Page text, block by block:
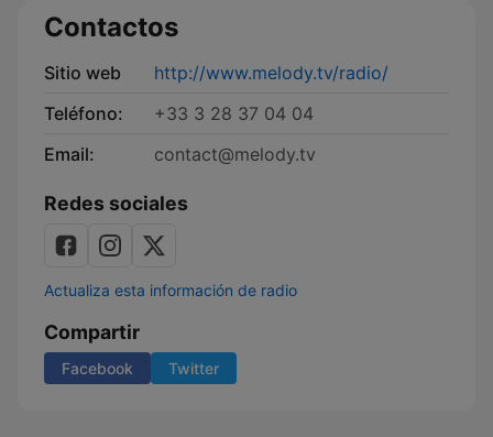
Contactos
Sitio web
http://www.melody.tv/radio/
Teléfono:
+33 3 28 37 04 04
Email:
contact@melody.tv
Redes sociales
Actualiza esta información de radio
Compartir
Facebook Twitter